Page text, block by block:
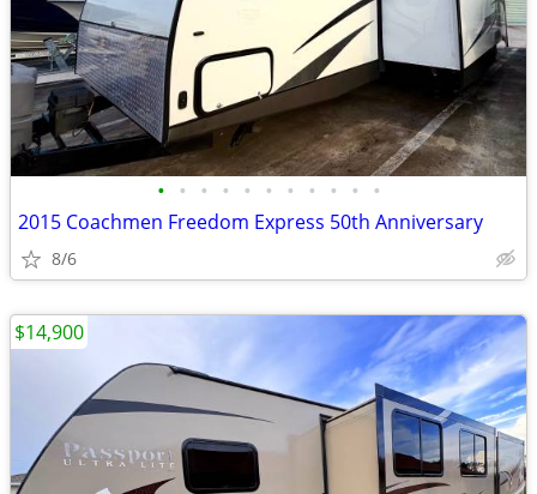
• • • • • • • • • • •
2015 Coachmen Freedom Express 50th Anniversary
8/6
$14,900